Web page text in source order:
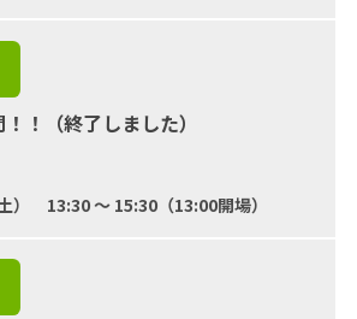
！（終了しました）
） 13:30 ～ 15:30（13:00開場）